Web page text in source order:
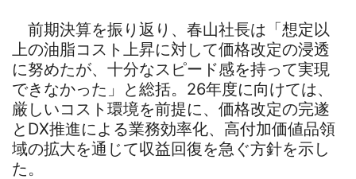
前期決算を振り返り、春山社長は「想定以
上の油脂コスト上昇に対して価格改定の浸透
に努めたが、十分なスピード感を持って実現
できなかった」と総括。26年度に向けては、
厳しいコスト環境を前提に、価格改定の完遂
とDX推進による業務効率化、高付加価値品領
域の拡大を通じて収益回復を急ぐ方針を示し
た。